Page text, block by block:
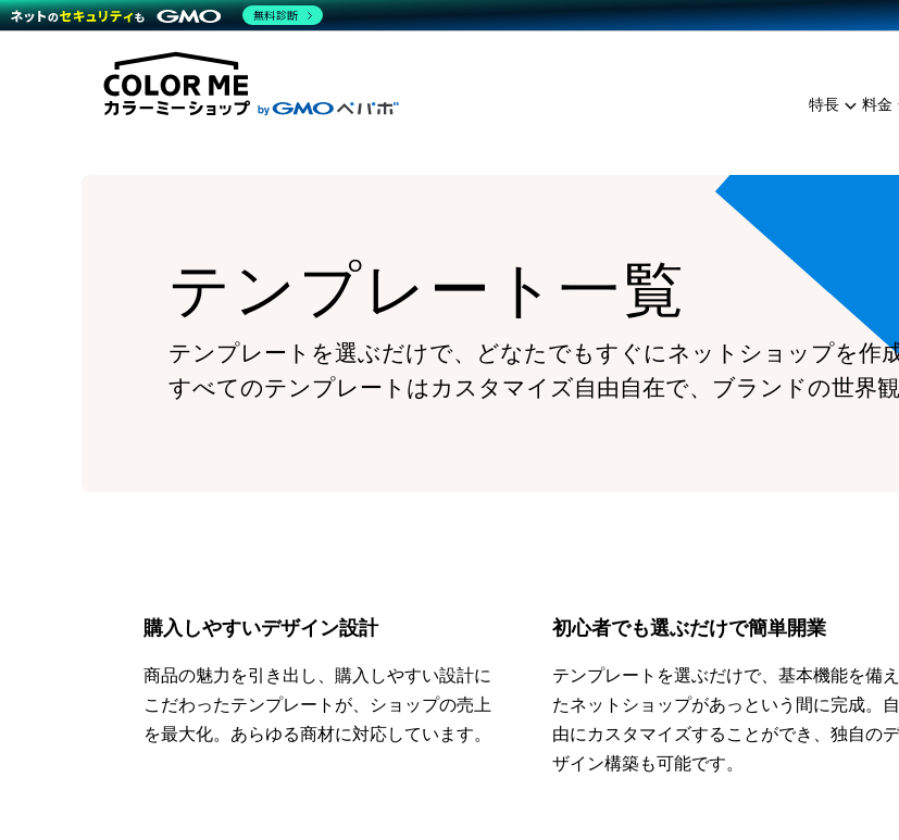
特長 料金
商材一覧を見る
機能一覧を見る
WordPress導入
顧客ロイヤリティを向上
複数店舗との連携
雑貨販売
料金
プラン・料金一覧を見る
料金シミュレー
事例
運営サポート
サポート一覧を見る
コミュニティイ
テンプレート一覧
テンプレートを選ぶだけで、どなたでもすぐにネットショップを作
すべてのテンプレートはカスタマイズ自由自在で、ブランドの世界観
購入しやすいデザイン設計
商品の魅力を引き出し、購入しやすい設計に
こだわったテンプレートが、ショップの売上
を最大化。あらゆる商材に対応しています。
初心者でも選ぶだけで簡単開業
テンプレートを選ぶだけで、基本機能を備え
たネットショップがあっという間に完成。自
由にカスタマイズすることができ、独自のデ
ザイン構築も可能です。
無料診断